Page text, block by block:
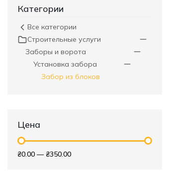
Категории
Все категории
Строительные услуги
Заборы и ворота
Установка забора
Забор из блоков
Цена
₴0.00 — ₴350.00